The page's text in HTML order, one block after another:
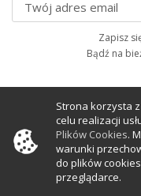
Strona korzysta
celu realizacji
Plików Cookies.
warunki
do plików
przeglądarce.
Zapisz
Bądź na
Copyright ©